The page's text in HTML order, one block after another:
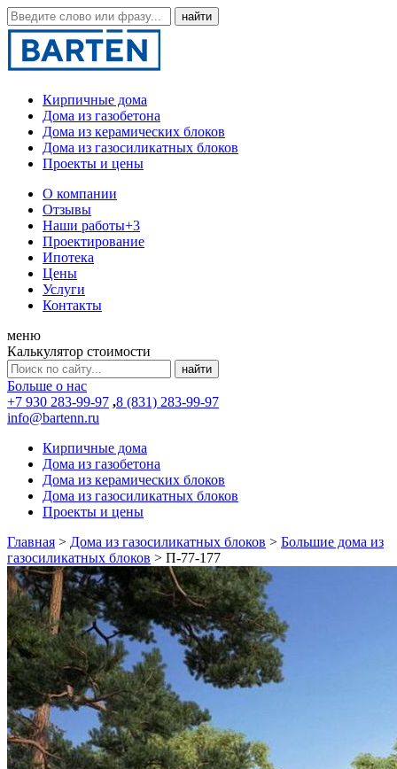
Кирпичные дома
Дома из газобетона
Дома из керамических блоков
Дома из газосиликатных блоков
Проекты и цены
О компании
Отзывы
Наши работы+3
Проектирование
Ипотека
Цены
Услуги
Контакты
меню
Калькулятор стоимости
Больше о нас
+7 930 283-99-97 ,8 (831) 283-99-97
info@bartenn.ru
Кирпичные дома
Дома из газобетона
Дома из керамических блоков
Дома из газосиликатных блоков
Проекты и цены
Главная > Дома из газосиликатных блоков > Большие дома из
газосиликатных блоков > П-77-177